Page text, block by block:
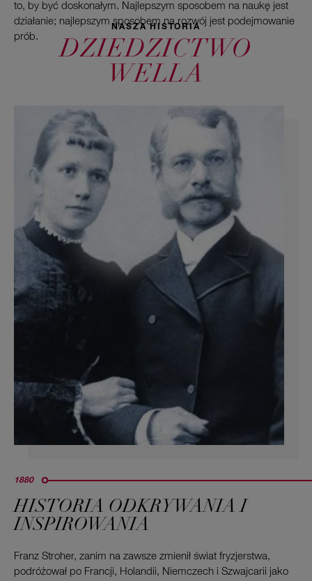
to, by być doskonałym. Najlepszym sposobem na naukę jest
działanie; najlepszym sposobem na rozwój jest podejmowanie
prób.
NASZA HISTORIA
DZIEDZICTWO
WELLA
1880
HISTORIA ODKRYWANIA I
INSPIROWANIA
Franz Stroher, zanim na zawsze zmienił świat fryzjerstwa,
podróżował po Francji, Holandii, Niemczech i Szwajcarii jako